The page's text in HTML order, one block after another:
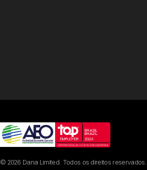
© 2026 Dana Limited. Todos os direitos reservados.